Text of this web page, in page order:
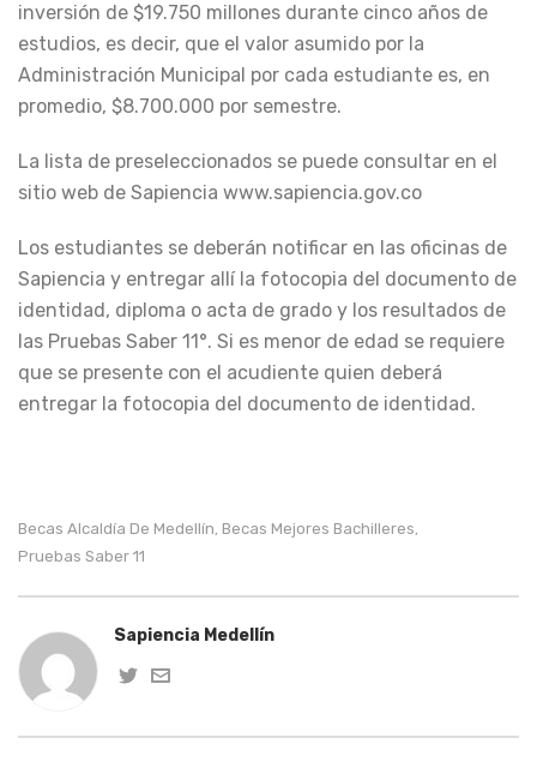
inversión de $19.750 millones durante cinco años de
estudios, es decir, que el valor asumido por la
Administración Municipal por cada estudiante es, en
promedio, $8.700.000 por semestre.
La lista de preseleccionados se puede consultar en el
sitio web de Sapiencia www.sapiencia.gov.co
Los estudiantes se deberán notificar en las oficinas de
Sapiencia y entregar allí la fotocopia del documento de
identidad, diploma o acta de grado y los resultados de
las Pruebas Saber 11°. Si es menor de edad se requiere
que se presente con el acudiente quien deberá
entregar la fotocopia del documento de identidad.
Becas Alcaldía De Medellín, Becas Mejores Bachilleres,
Pruebas Saber 11
Sapiencia Medellín